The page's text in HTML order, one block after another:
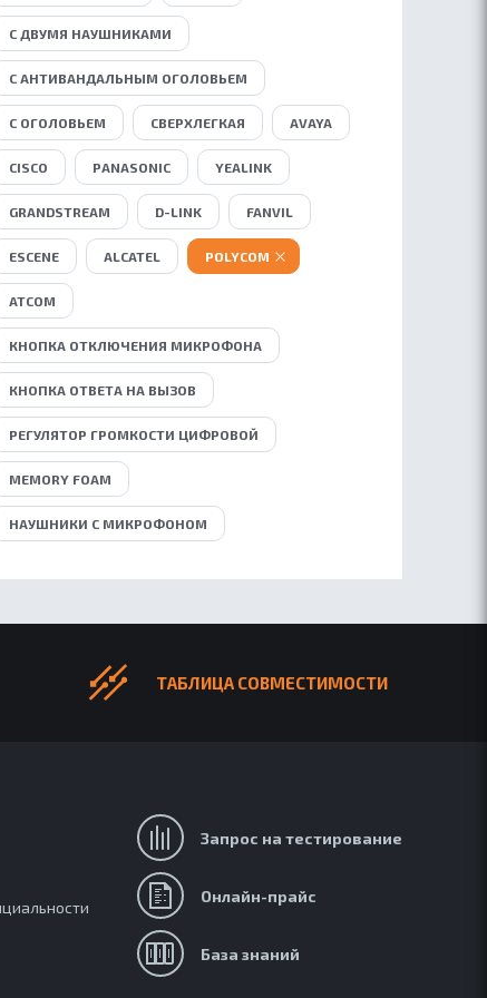
С ДВУМЯ НАУШНИКАМИ
С АНТИВАНДАЛЬНЫМ ОГОЛОВЬЕМ
С ОГОЛОВЬЕМ СВЕРХЛЕГКАЯ AVAYA
CISCO PANASONIC YEALINK
GRANDSTREAM D-LINK FANVIL
ESCENE ALCATEL POLYCOM
ATCOM
КНОПКА ОТКЛЮЧЕНИЯ МИКРОФОНА
КНОПКА ОТВЕТА НА ВЫЗОВ
РЕГУЛЯТОР ГРОМКОСТИ ЦИФРОВОЙ
MEMORY FOAM
НАУШНИКИ С МИКРОФОНОМ
ТАБЛИЦА СОВМЕСТИМОСТИ
Запрос на тестирование
Онлайн-прайс
База знаний